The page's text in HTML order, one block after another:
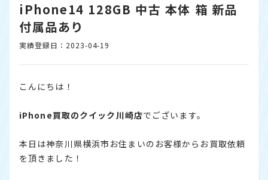
iPhone14 128GB 中古 本体 箱 新品
付属品あり
実績登録日：2023-04-19
こんにちは！
iPhone買取のクイック川崎店でございます。
本日は神奈川県横浜市お住まいのお客様からお買取依頼
を頂きました！